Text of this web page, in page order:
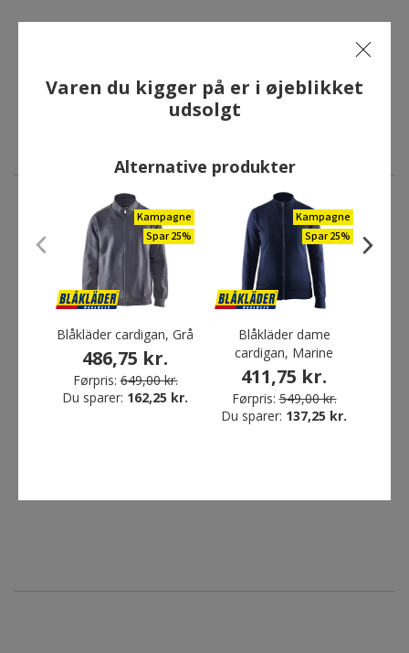
ANDRE HAR OGSÅ KØBT
Varen du kigger på er i øjeblikket
udsolgt
Alternative produkter
Kampagne
Spar 25%
Blåkläder cardigan, Grå
486,75 kr.
Førpris: 649,00 kr.
Du sparer: 162,25 kr.
Kampagne
Spar 25%
Blåkläder dame
cardigan, Marine
411,75 kr.
Førpris: 549,00 kr.
Du sparer: 137,25 kr.